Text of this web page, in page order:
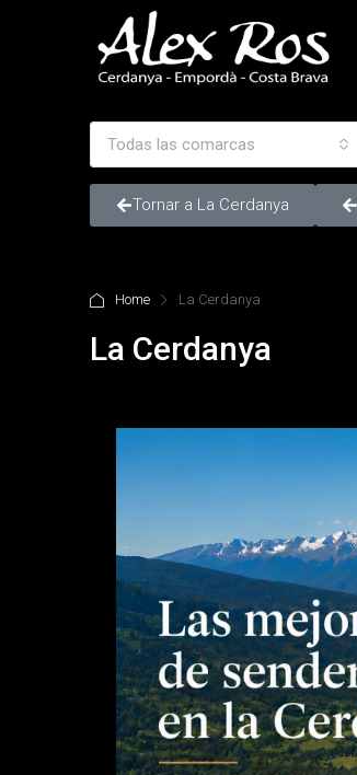
Todas las comarcas
Tornar a La Cerdanya
Home La Cerdanya
La Cerdanya